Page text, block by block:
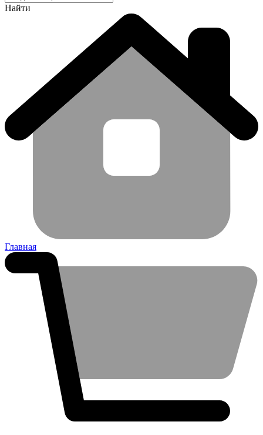
Найти
Главная